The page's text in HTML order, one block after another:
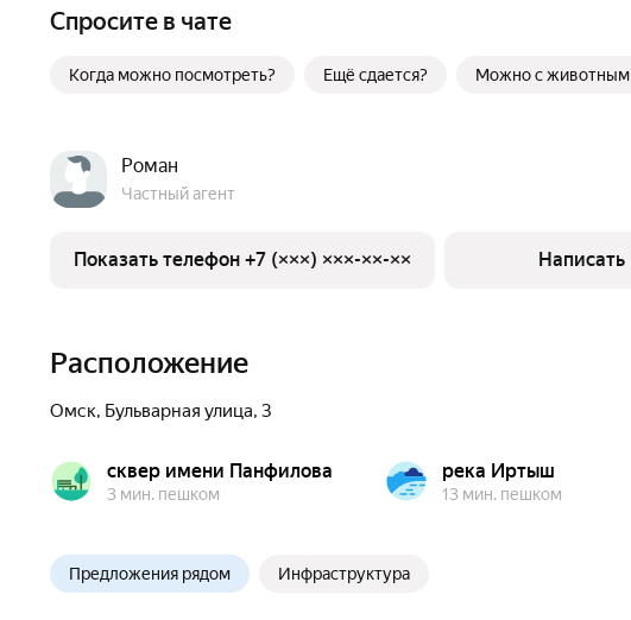
Спросите в чате
Когда можно посмотреть? Ещё сдается? Можно с
Роман
Частный агент
Показать телефон +7 (×××) ×××-××-×× Написать
Расположение
Омск, Бульварная улица, 3
сквер имени Панфилова
3 мин. пешком
река Иртыш
13 мин. пешком
Предложения рядом Инфраструктура